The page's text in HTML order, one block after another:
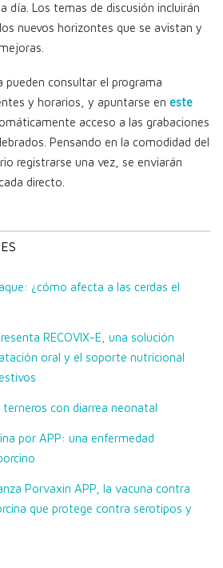
día. Los temas de discusión incluirán
nuevos horizontes que se avistan y
consultar el programa
y horarios, y apuntarse en este
acceso a las grabaciones
Pensando en la comodidad del
registrarse una vez, se enviarán
directo.
¿cómo afecta a las cerdas el
RECOVIX-E, una solución
oral y el soporte nutricional
con diarrea neonatal
por APP: una enfermedad
Porvaxin APP, la vacuna contra
que protege contra serotipos y